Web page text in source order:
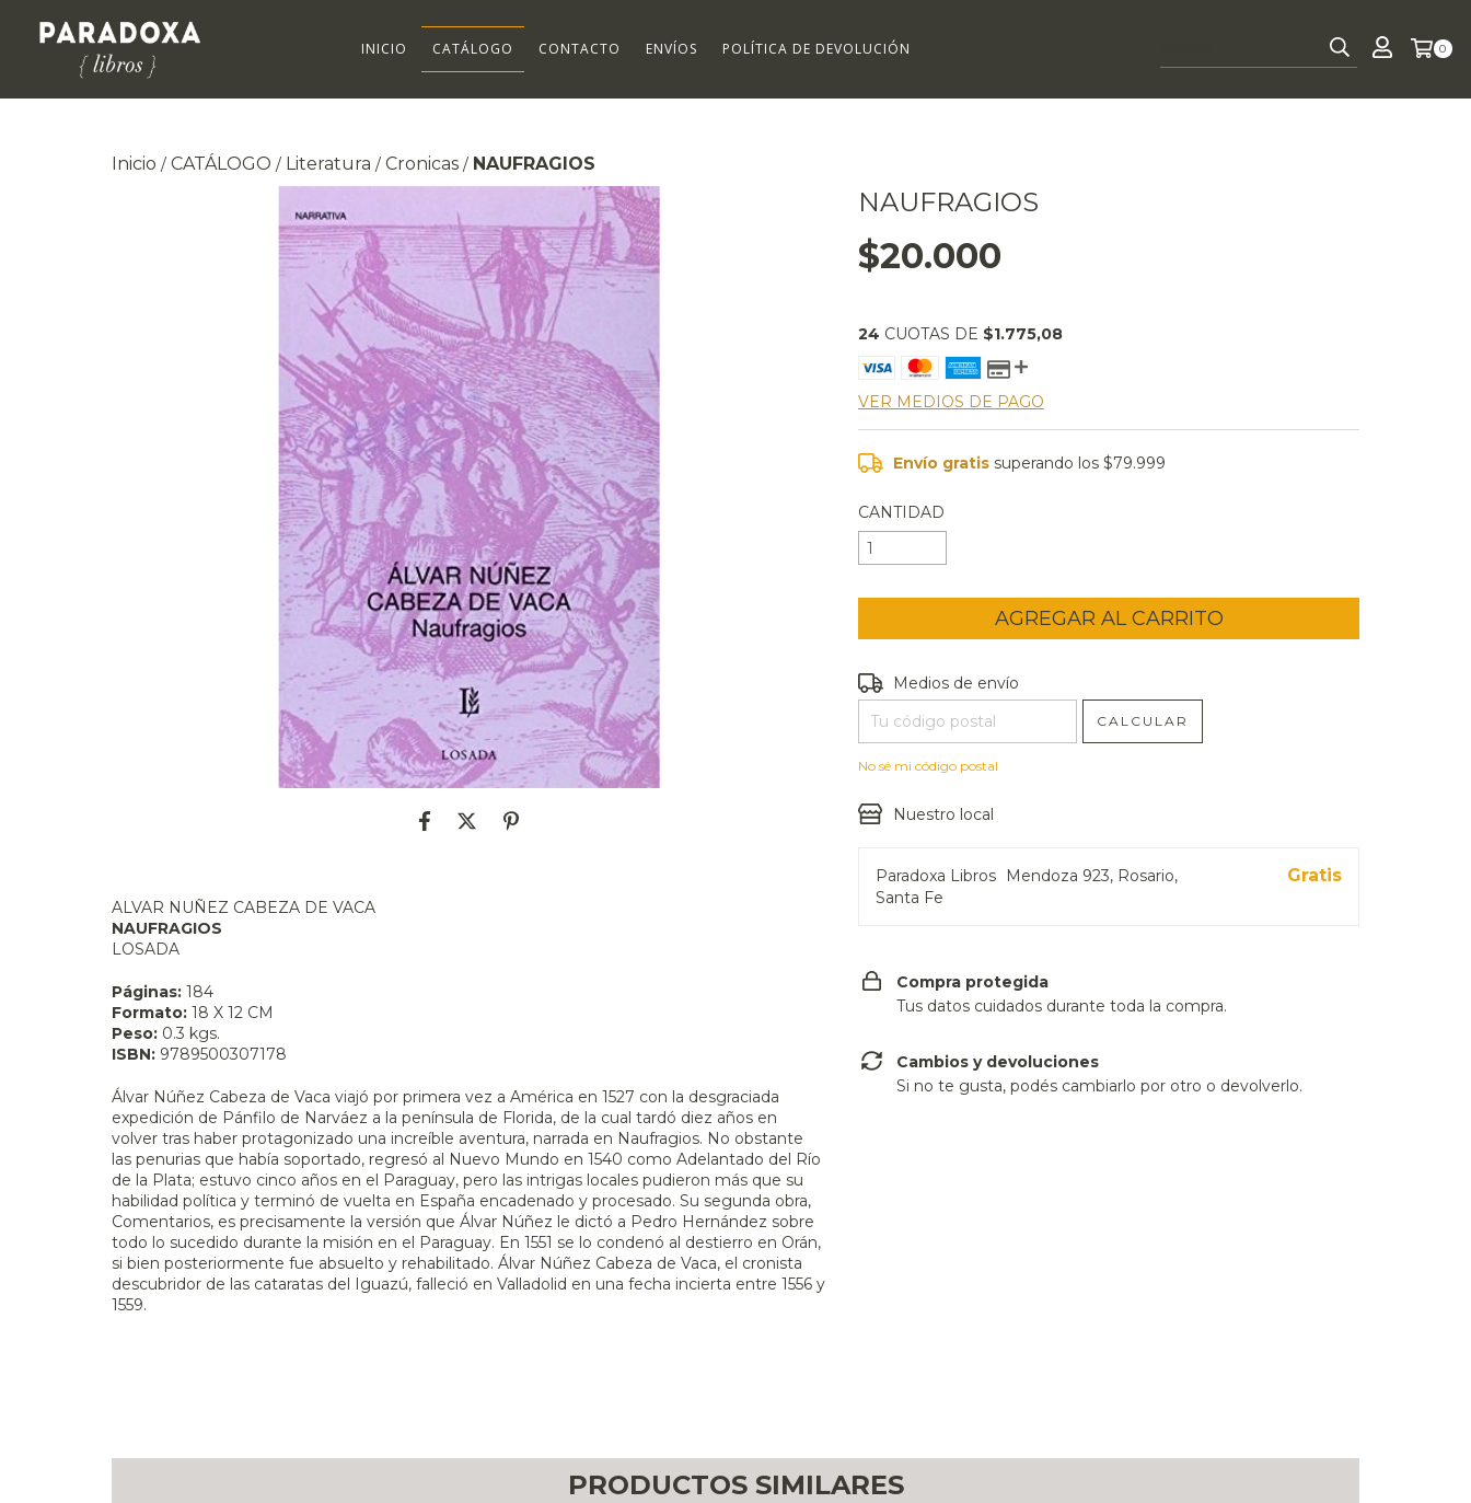
INICIO CATÁLOGO CONTACTO ENVÍOS POLÍTICA DE DEVOLUCIÓN 0
Inicio / CATÁLOGO / Literatura / Cronicas / NAUFRAGIOS
ALVAR NUÑEZ CABEZA DE VACA
NAUFRAGIOS
LOSADA
Páginas: 184
Formato: 18 X 12 CM
Peso: 0.3 kgs.
ISBN: 9789500307178
Álvar Núñez Cabeza de Vaca viajó por primera vez a América en 1527 con la desgraciada
expedición de Pánfilo de Narváez a la península de Florida, de la cual tardó diez años en
volver tras haber protagonizado una increíble aventura, narrada en Naufragios. No obstante
las penurias que había soportado, regresó al Nuevo Mundo en 1540 como Adelantado del Río
de la Plata; estuvo cinco años en el Paraguay, pero las intrigas locales pudieron más que su
habilidad política y terminó de vuelta en España encadenado y procesado. Su segunda obra,
Comentarios, es precisamente la versión que Álvar Núñez le dictó a Pedro Hernández sobre
todo lo sucedido durante la misión en el Paraguay. En 1551 se lo condenó al destierro en Orán,
si bien posteriormente fue absuelto y rehabilitado. Álvar Núñez Cabeza de Vaca, el cronista
descubridor de las cataratas del Iguazú, falleció en Valladolid en una fecha incierta entre 1556 y
1559.
NAUFRAGIOS
$20.000
24 CUOTAS DE $1.775,08
VER MEDIOS DE PAGO
Envío gratis superando los$79.999
CANTIDAD
Entregas para el CP:
Medios de envío
CALCULAR
No sé mi código postal
Nuestro local
Paradoxa Libros
Mendoza 923, Rosario,
Santa Fe
Gratis
Compra protegida
Tus datos cuidados durante toda la compra.
Cambios y devoluciones
Si no te gusta, podés cambiarlo por otro o devolverlo.
PRODUCTOS SIMILARES